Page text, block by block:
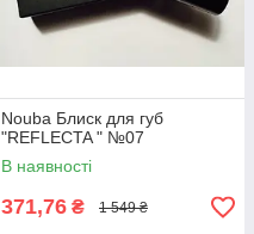
Nouba Блиск для губ
"REFLECTA " №07
В наявності
371,76 ₴ 1 549 ₴